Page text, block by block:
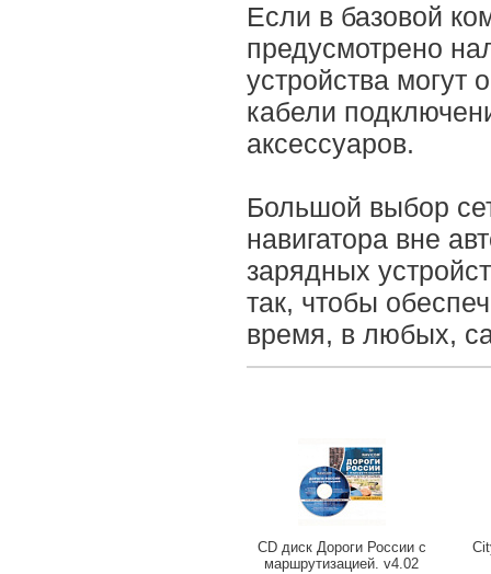
Если в базовой
предусмотрено
устройства могут
кабели
аксессуаров.
Большой выбор
навигатора вне
зарядных
так, чтобы
время, в любых,
CD диск Дороги России с
маршрутизацией. v4.02